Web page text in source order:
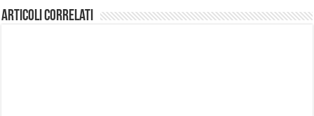
Articoli Correlati